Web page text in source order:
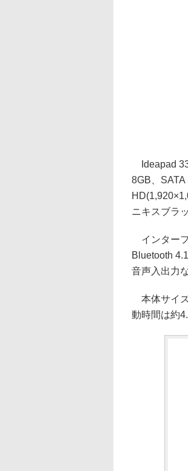
Ideapad
8GB、
ニキスブラ
インターフ
Bluetooth
音声入出力
本体サイ
動時間は約